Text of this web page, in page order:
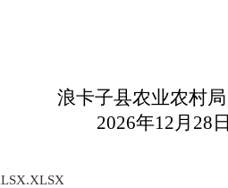
农村局
28日